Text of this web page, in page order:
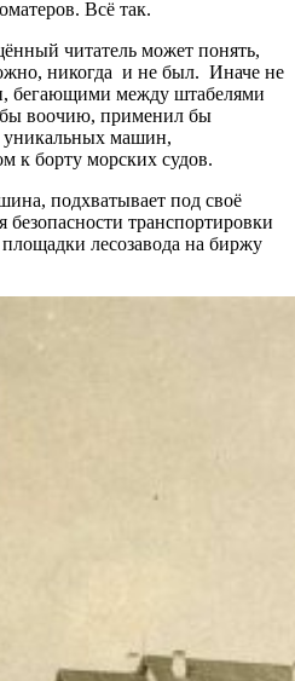
Всё так.
читатель может понять,
никогда и не был. Иначе не
бегающими между штабелями
бы воочию, применил бы
машин,
к борту морских судов.
подхватывает под своё
безопасности транспортировки
лесозавода на биржу